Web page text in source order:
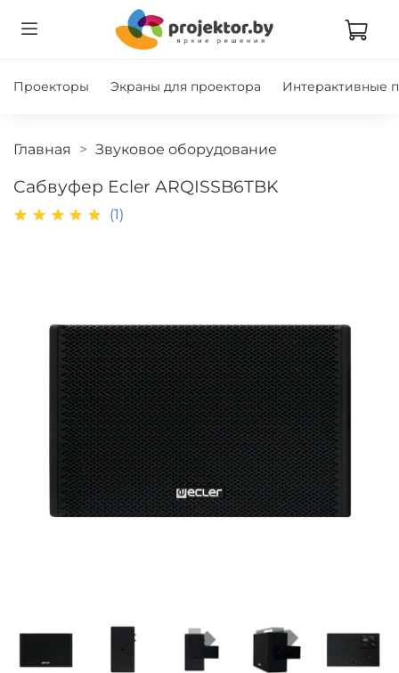
Проекторы Экраны для проектора Интерактивные
Главная Звуковое оборудование
Сабвуфер Ecler ARQISSB6TBK
(1)